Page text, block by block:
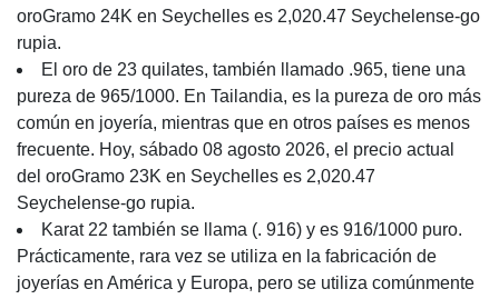
oroGramo 24K en Seychelles es 2,020.47 Seychelense-go
rupia.
El oro de 23 quilates, también llamado .965, tiene una
pureza de 965/1000. En Tailandia, es la pureza de oro más
común en joyería, mientras que en otros países es menos
frecuente. Hoy, sábado 08 agosto 2026, el precio actual
del oroGramo 23K en Seychelles es 2,020.47
Seychelense-go rupia.
Karat 22 también se llama (. 916) y es 916/1000 puro.
Prácticamente, rara vez se utiliza en la fabricación de
joyerías en América y Europa, pero se utiliza comúnmente